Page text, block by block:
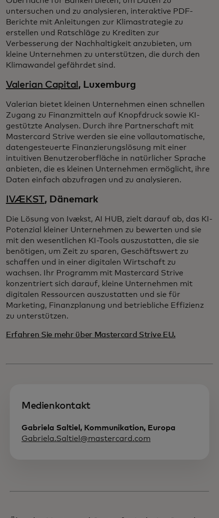
untersuchen und zu analysieren, interaktive PDF-
Berichte mit Anleitungen zur Klimastrategie zu
erstellen und Ratschläge zu Krediten zur
Verbesserung der Nachhaltigkeit anzubieten, um
kleine Unternehmen zu unterstützen, die durch den
Klimawandel gefährdet sind.
Valerian Capital , Luxemburg
Valerian bietet kleinen Unternehmen einen schnellen
Zugang zu Finanzmitteln auf Knopfdruck sowie KI-
gestützte Analysen. Durch ihre Partnerschaft mit
Mastercard Strive werden sie eine vollautomatische,
datengesteuerte Finanzierungslösung mit einer
intuitiven Benutzeroberfläche in natürlicher Sprache
anbieten, die es kleinen Unternehmen ermöglicht, ihre
Daten einfach abzufragen und zu analysieren.
IVÆKST, Dänemark
Die Lösung von Ivækst, AI HUB, zielt darauf ab, das KI-
Potenzial kleiner Unternehmen zu bewerten und sie
mit den wesentlichen KI-Tools auszustatten, die sie
benötigen, um Zeit zu sparen, Geschäftswert zu
schaffen und in einer digitalen Wirtschaft zu
wachsen. Ihr Programm mit Mastercard Strive
konzentriert sich darauf, kleine Unternehmen mit
digitalen Ressourcen auszustatten und sie für
Marketing, Finanzplanung und betriebliche Effizienz
zu unterstützen.
Erfahren Sie mehr über Mastercard Strive EU.
Medienkontakt
Gabriela Saltiel, Kommunikation, Europa
Gabriela.Saltiel@mastercard.com